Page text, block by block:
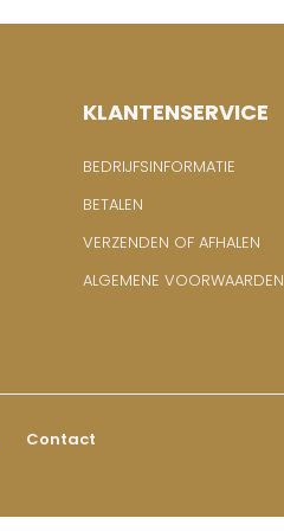
KLANTENSERVICE
BEDRIJFSINFORMATIE
BETALEN
VERZENDEN OF AFHALEN
ALGEMENE VOORWAARDEN
Contact